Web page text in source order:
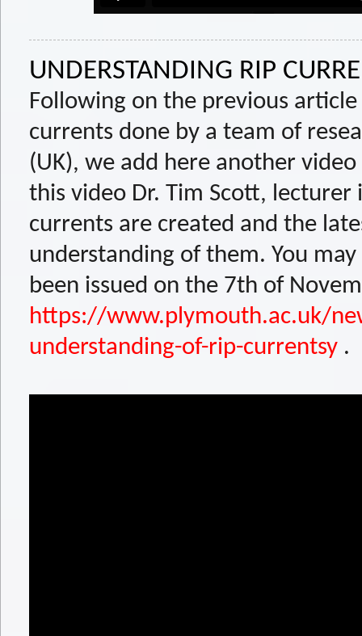
UNDERSTANDING RIP
Following on the previous
currents done by a team of
(UK), we add here another
this video Dr. Tim Scott,
currents are created and the
understanding of them. You
been issued on the 7th of
https://www.plymouth.ac.uk/
understanding-of-rip-currentsy .